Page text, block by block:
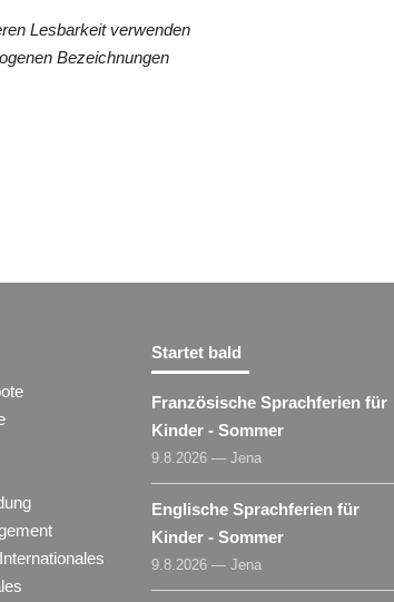
Lesbarkeit verwenden
Bezeichnungen
Startet bald
Französische Sprachferien für
Kinder - Sommer
9.8.2026 — Jena
Englische Sprachferien für
Kinder - Sommer
9.8.2026 — Jena